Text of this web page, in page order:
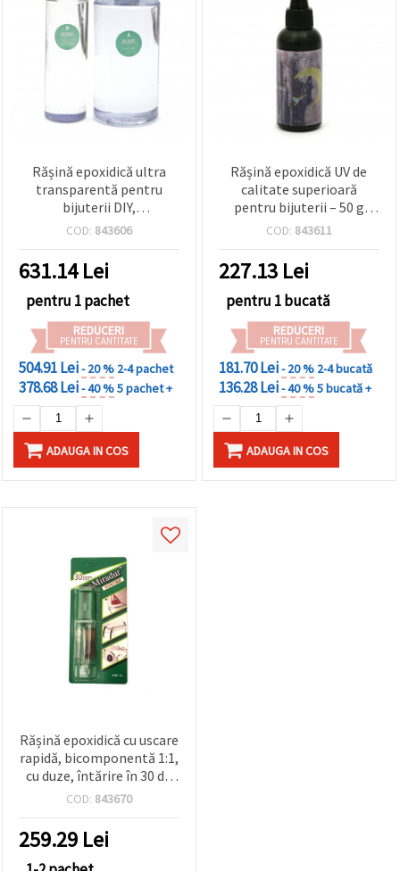
Rășină epoxidică ultra
transparentă pentru
bijuterii DIY,
bicomponentă, calitate
B 250 g) - 1000 g
COD: 843606
631.14Lei
pentru 1 pachet
REDUCERI
PENTRU CANTITATE
504.91 Lei- 20 % 2-4 pachet
378.68 Lei- 40 %5 pachet +
ADAUGA IN COS
Rășină epoxidică UV de
calitate superioară
pentru bijuterii – 50 g
(1,76 oz), ultra clară,
întărire la lumină UV, luciu
ridicat pentru matrițe,
pandantive și proiecte
DIY/handmade din rășină
COD: 843611
227.13 Lei
pentru 1 bucată
REDUCERI
PENTRU CANTITATE
181.70 Lei- 20 % 2-4 bucată
136.28 Lei- 40 %5 bucată +
ADAUGA IN COS
Rășină epoxidică cu uscare
rapidă, bicomponentă 1:1,
cu duze, întărire în 30 de
minute, 25 g
COD: 843670
259.29 Lei